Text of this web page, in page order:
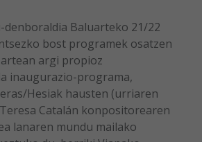
Baluarteko 21/22
bost programek osatzen
argi propioz
inaugurazio-programa,
Hesiak hausten (urriaren
Catalán konpositorearen
lanaren mundu mailako